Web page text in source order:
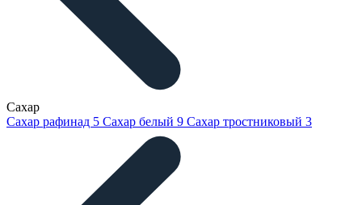
Сахар
Сахар рафинад 5 Сахар белый 9 Сахар тростниковый 3